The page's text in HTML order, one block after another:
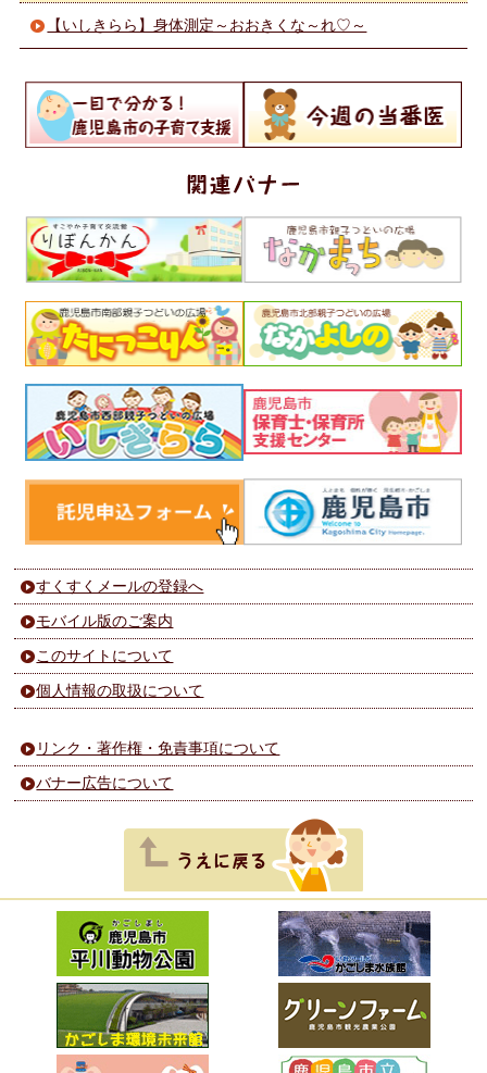
【いしきらら】身体測定～おおきくな～れ♡～
すくすくメールの登録へ
モバイル版のご案内
このサイトについて
個人情報の取扱について
リンク・著作権・免責事項について
バナー広告について